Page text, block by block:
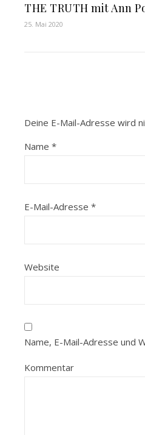
THE TRUTH mit Ann
25. Mai 2020
Deine E-Mail-Adresse wird
Name *
E-Mail-Adresse *
Website
Name, E-Mail-Adresse und
Kommentar